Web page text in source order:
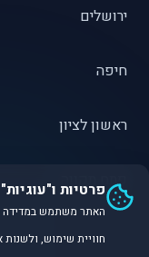
ירושלים
חיפה
ראשון לציון
פתח תקווה
פרטיות ו"עוגיות"
האתר משתמש במדידה
חוויית שימוש,